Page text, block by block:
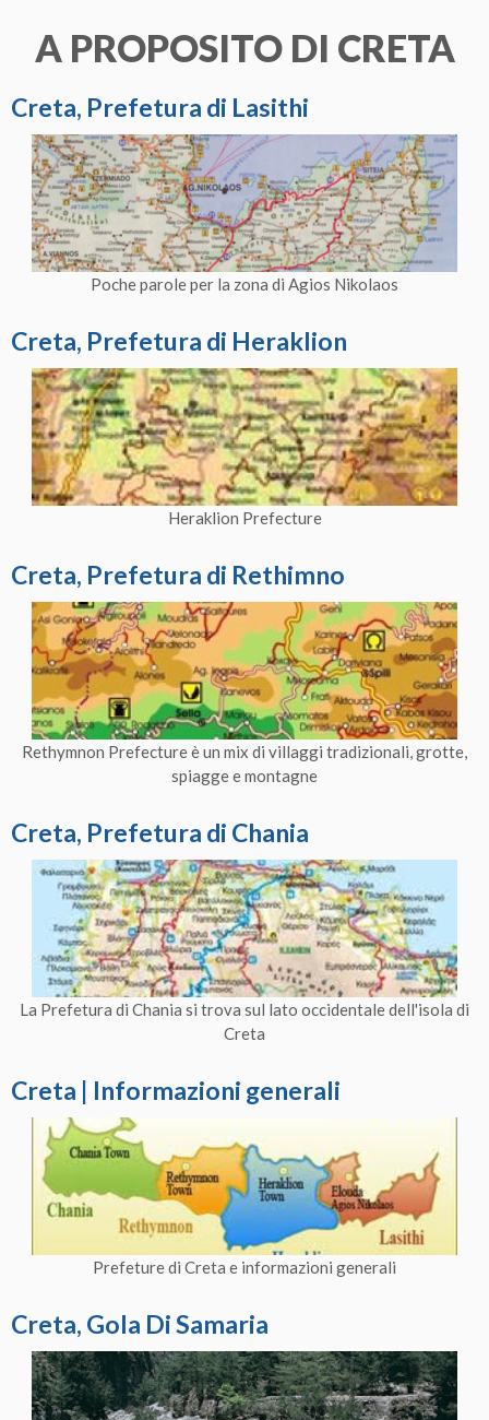
A PROPOSITO DI CRETA
Creta, Prefetura di Lasithi
Poche parole per la zona di Agios Nikolaos
Creta, Prefetura di Heraklion
Heraklion Prefecture
Creta, Prefetura di Rethimno
Rethymnon Prefecture è un mix di villaggi tradizionali, grotte,
spiagge e montagne
Creta, Prefetura di Chania
La Prefetura di Chania si trova sul lato occidentale dell'isola di
Creta
Creta | Informazioni generali
Prefeture di Creta e informazioni generali
Creta, Gola Di Samaria